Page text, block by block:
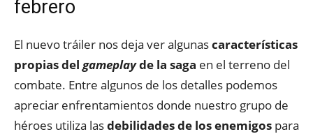
febrero
El nuevo tráiler nos deja ver algunascaracterísticas
propias del gameplayde la saga en el terreno del
combate. Entre algunos de los detalles podemos
apreciar enfrentamientos donde nuestro grupo de
héroes utiliza lasdebilidades de los enemigos para